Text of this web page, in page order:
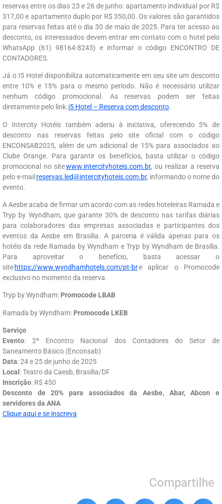
reservas entre os dias 23 e 26 de junho: apartamento individual por R$
317,00 e apartamento duplo por R$ 350,00. Os valores são garantidos
para reservas feitas até o dia 30 de maio de 2025. Para ter acesso ao
desconto, os interessados devem entrar em contato com o hotel pelo
WhatsApp (61) 98164-8243) e informar o código ENCONTRO DE
CONTADORES.
Já o I5 Hotel disponibiliza automaticamente em seu site um desconto
entre 10% e 15% para o mesmo período. Não é necessário utilizar
nenhum código promocional. As reservas podem ser feitas
diretamente pelo link:i5 Hotel – Reserva com desconto.
O Intercity Hotéis também aderiu à iniciativa, oferecendo 5% de
desconto nas reservas feitas pelo site oficial com o código
ENCONSAB2025, além de um adicional de 15% para associados ao
Clube Orange. Para garantir os benefícios, basta utilizar o código
promocional no sitewww.intercityhoteis.com.br, ou realizar a reserva
pelo e-mail reservas.led@intercityhoteis.com.br, informando o nome do
evento.
A Aesbe acaba de firmar um acordo com as redes hoteleiras Ramada e
Tryp by Wyndham, que garante 30% de desconto nas tarifas diárias
para colaboradores das empresas associadas e participantes dos
eventos da Aesbe em Brasília. A parceria é válida apenas para os
hotéis da rede Ramada by Wyndham e Tryp by Wyndham de Brasília.
Para aproveitar o benefício, basta acessar o
site https://www.wyndhamhotels.com/pt-bre aplicar o Promocode
exclusivo no momento da reserva.
Tryp by Wyndham: Promocode LBAB
Ramada by Wyndham: Promocode LKEB
Serviço
Evento: 2º Encontro Nacional dos Contadores do Setor de
Saneamento Básico (Enconsab)
Data: 24 e 25 de junho de 2025
Local : Teatro da Caesb, Brasília/DF
Inscrição: R$ 450
Desconto de 20% para associados da Aesbe, Abar, Abcon e
servidores da ANA
Clique aqui e se inscreva
Compartilhe